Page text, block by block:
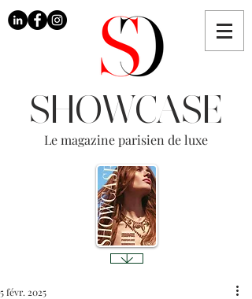
SHOWCASE
Le magazine parisien de luxe
5 févr. 2025